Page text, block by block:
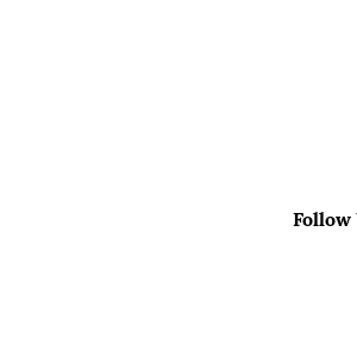
Follow